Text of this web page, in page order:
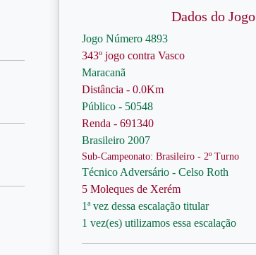
Dados do Jogo
Jogo Número 4893
343º jogo contra Vasco
Maracanã
Distância - 0.0Km
Público - 50548
Renda - 691340
Brasileiro 2007
Sub-Campeonato: Brasileiro - 2º Turno
Técnico Adversário - Celso Roth
5 Moleques de Xerém
1ª vez dessa escalação titular
1 vez(es) utilizamos essa escalação